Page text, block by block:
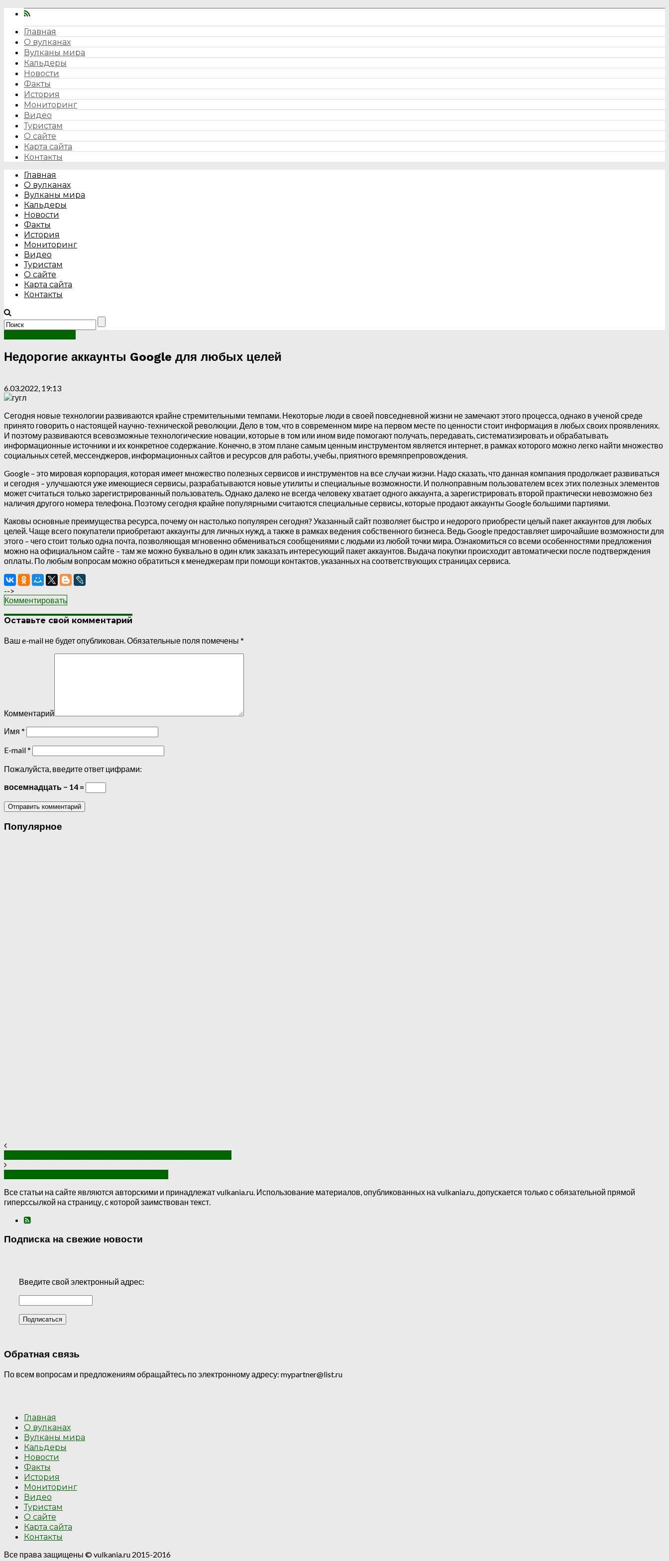
Главная
О вулканах
Вулканы мира
Кальдеры
Новости
Факты
История
Мониторинг
Видео
Туристам
О сайте
Карта сайта
Контакты
Главная
О вулканах
Вулканы мира
Кальдеры
Новости
Факты
История
Мониторинг
Видео
Туристам
О сайте
Карта сайта
Контакты
Недорогие аккаунты Google для любых целей
6.03.2022, 19:13
Сегодня новые технологии развиваются крайне стремительными темпами. Некоторые люди в своей повседневной жизни не замечают этого процесса, однако в ученой среде
принято говорить о настоящей научно-технической революции. Дело в том, что в современном мире на первом месте по ценности стоит информация в любых своих проявлениях.
И поэтому развиваются всевозможные технологические новации, которые в том или ином виде помогают получать, передавать, систематизировать и обрабатывать
информационные источники и их конкретное содержание. Конечно, в этом плане самым ценным инструментом является интернет, в рамках которого можно легко найти множество
социальных сетей, мессенджеров, информационных сайтов и ресурсов для работы, учебы, приятного времяпрепровождения.
Google – это мировая корпорация, которая имеет множество полезных сервисов и инструментов на все случаи жизни. Надо сказать, что данная компания продолжает развиваться
и сегодня – улучшаются уже имеющиеся сервисы, разрабатываются новые утилиты и специальные возможности. И полноправным пользователем всех этих полезных элементов
может считаться только зарегистрированный пользователь. Однако далеко не всегда человеку хватает одного аккаунта, а зарегистрировать второй практически невозможно без
наличия другого номера телефона. Поэтому сегодня крайне популярными считаются специальные сервисы, которые продают аккаунты Google большими партиями.
Каковы основные преимущества ресурса, почему он настолько популярен сегодня? Указанный сайт позволяет быстро и недорого приобрести целый пакет аккаунтов для любых
целей. Чаще всего покупатели приобретают аккаунты для личных нужд, а также в рамках ведения собственного бизнеса. Ведь Google предоставляет широчайшие возможности для
этого – чего стоит только одна почта, позволяющая мгновенно обмениваться сообщениями с людьми из любой точки мира. Ознакомиться со всеми особенностями предложения
можно на официальном сайте – там же можно буквально в один клик заказать интересующий пакет аккаунтов. Выдача покупки происходит автоматически после подтверждения
оплаты. По любым вопросам можно обратиться к менеджерам при помощи контактов, указанных на соответствующих страницах сервиса.
-->
Комментировать
Оставьте свой комментарий
Ваш e-mail не будет опубликован.Обязательные поля помечены *
Комментарий
Имя *
E-mail*
Пожалуйста, введите ответ цифрами:
восемнадцать − 14 =
Популярное
Все статьи на сайте являются авторскими и принадлежат vulkania.ru. Использование материалов, опубликованных на vulkania.ru, допускается только с обязательной прямой
гиперссылкой на страницу, с которой заимствован текст.
Подписка на свежие новости
Введите свой электронный адрес:
Обратная связь
По всем вопросам и предложениям обращайтесь по электронному адресу: mypartner@list.ru
Главная
О вулканах
Вулканы мира
Кальдеры
Новости
Факты
История
Мониторинг
Видео
Туристам
О сайте
Карта сайта
Контакты
Все права защищены © vulkania.ru 2015-2016